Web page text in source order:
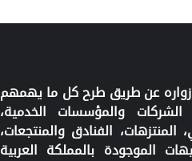
عن طريق طرح كل ما يهمهم
الشركات والمؤسسات الخدمية،
الفنادق والمنتجعات،
الموجودة بالمملكة العربية